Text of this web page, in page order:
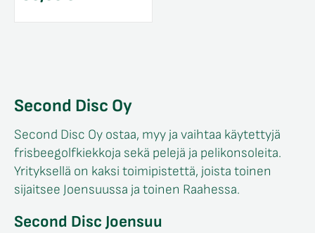
Second Disc Oy
Second Disc Oy ostaa, myy ja vaihtaa käytettyjä
frisbeegolfkiekkoja sekä pelejä ja pelikonsoleita.
Yrityksellä on kaksi toimipistettä, joista toinen
sijaitsee Joensuussa ja toinen Raahessa.
Second Disc Joensuu